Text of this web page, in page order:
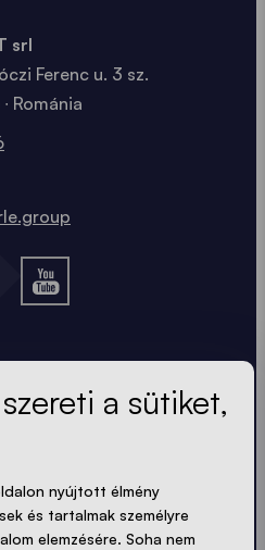
hírek.
Rövid, ropogós és
srl
Ferenc u. 3 sz.
Románia
a sütiket,
nyújtott élmény
és tartalmak személyre
elemzésére. Soha nem